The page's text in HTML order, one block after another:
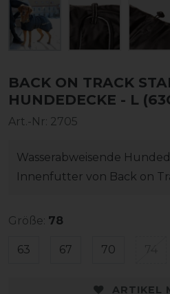
BACK ON TRACK
HUNDEDECKE - L
Art.-Nr: 2705
Wasserabweisende
Innenfutter von Back on
Größe: 78
63 67 70
ARTIKEL